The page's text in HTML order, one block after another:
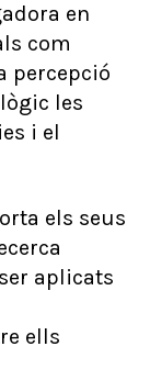
en
com
percepció
les
i el
els seus
aplicats
ells